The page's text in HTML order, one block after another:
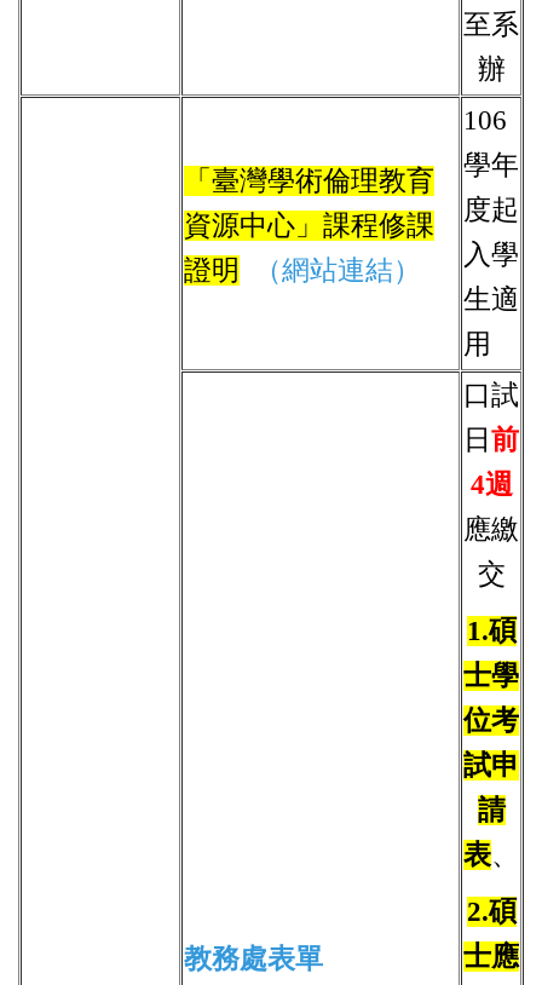
至系
辦
「臺灣學術倫理教育
資源中心」課程修課
證明
（網站連結）
106
學年
度起
入學
生適
用
教務處表單
口試
日 前
4週
應繳
交
1.碩
士學
位考
試申
請
表、
2.碩
士應